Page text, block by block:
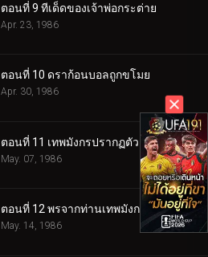
ตอนที่ 9 ทีเด็ดของเจ้าพ่อกระต่าย
Apr. 23, 1986
ตอนที่ 10 ดราก้อนบอลถูกขโมย
Apr. 30, 1986
ตอนที่ 11 เทพมังกรปรากฏตัว
May. 07, 1986
ตอนที่ 12 พรจากท่านเทพมังกร
May. 14, 1986